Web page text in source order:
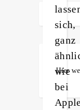
sich,
ganz
wie
bei
Apple
Hier